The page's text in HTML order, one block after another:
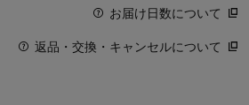
お届け日数について
返品・交換・キャンセルについて